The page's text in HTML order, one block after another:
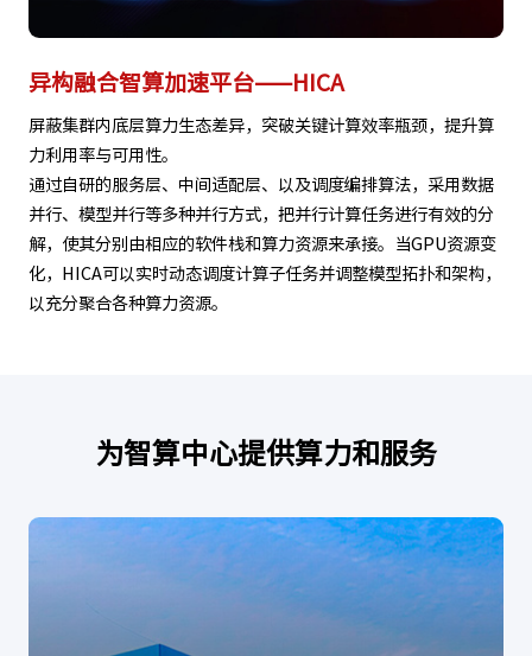
异构融合智算加速平台——HICA
屏蔽集群内底层算力生态差异，突破关键计算效率瓶颈，提升算
力利用率与可用性。
通过自研的服务层、中间适配层、以及调度编排算法，采用数据
并行、模型并行等多种并行方式，把并行计算任务进行有效的分
解，使其分别由相应的软件栈和算力资源来承接。当GPU资源变
化，HICA可以实时动态调度计算子任务并调整模型拓扑和架构，
以充分聚合各种算力资源。
为智算中心提供算力和服务